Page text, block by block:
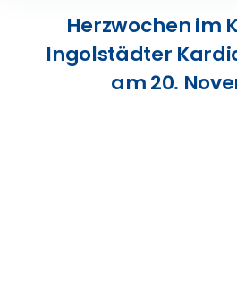
Herzwochen im
Ingolstädter
am 20.